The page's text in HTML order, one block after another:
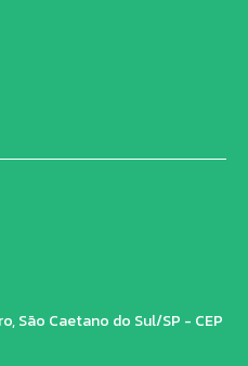
São Caetano do Sul/SP - CEP